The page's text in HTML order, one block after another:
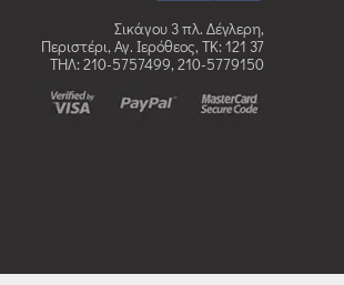
Σικάγου 3 πλ. Δέγλερη,
Περιστέρι, Αγ. Ιερόθεος, TK: 121 37
ΤΗΛ: 210-5757499, 210-5779150